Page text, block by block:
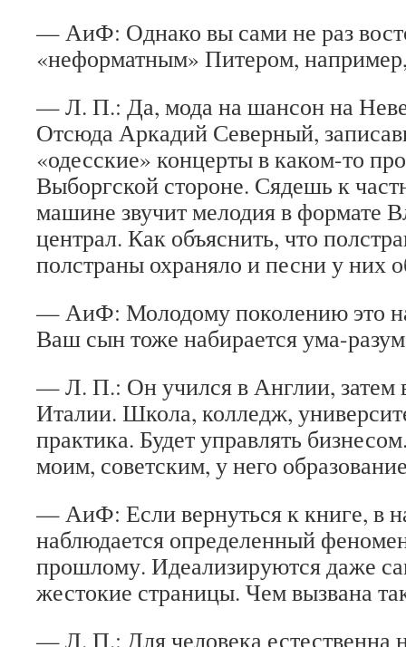
— АиФ: Однако вы сами не раз
«неформатным» Питером,
— Л. П.: Да, мода на шансон на
Отсюда Аркадий Северный,
«одесские» концерты в каком-то
Выборгской стороне. Сядешь к
машине звучит мелодия в формате
централ. Как объяснить, что
полстраны охраняло и песни у них
— АиФ: Молодому поколению это
Ваш сын тоже набирается ума-
— Л. П.: Он учился в Англии, затем
Италии. Школа, колледж,
практика. Будет управлять
моим, советским, у него
— АиФ: Если вернуться к книге, в
наблюдается определенный
прошлому. Идеализируются даже
жестокие страницы. Чем вызвана
— Л. П.: Для человека естественна